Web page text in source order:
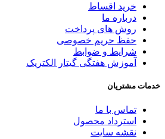
خرید اقساط
درباره ما
روش های پرداخت
حفظ حریم خصوصی
شرایط و ضوابط
آموزش هفتگی گیتار الکتریک
خدمات مشتریان
تماس با ما
استرداد محصول
نقشه سایت